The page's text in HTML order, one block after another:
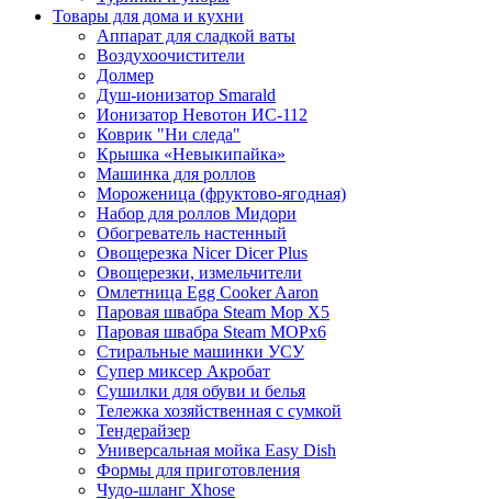
Товары для дома и кухни
Аппарат для сладкой ваты
Воздухоочистители
Долмер
Душ-ионизатор Smarald
Ионизатор Невотон ИС-112
Коврик "Ни следа"
Крышка «Невыкипайка»
Машинка для роллов
Мороженица (фруктово-ягодная)
Набор для роллов Мидори
Обогреватель настенный
Овощерезка Nicer Dicer Plus
Овощерезки, измельчители
Омлетница Egg Сooker Aaron
Паровая швабра Steam Mop X5
Паровая швабра Steam MOPх6
Стиральные машинки УСУ
Супер миксер Акробат
Сушилки для обуви и белья
Тележка хозяйственная с сумкой
Тендерайзер
Универсальная мойка Easy Dish
Формы для приготовления
Чудо-шланг Xhose